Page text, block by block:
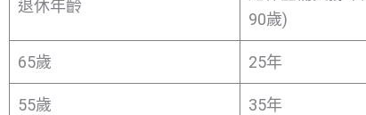
退休年齡
90歲)
65歲 25年
55歲 35年